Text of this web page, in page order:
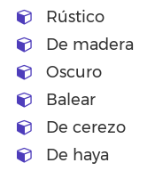
Rústico
De madera
Oscuro
Balear
De cerezo
De haya